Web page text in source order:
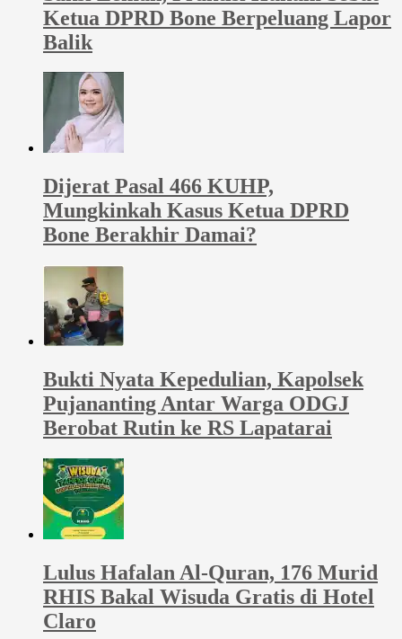
Ketua DPRD Bone Berpeluang Lapor
Balik
Dijerat Pasal 466 KUHP,
Mungkinkah Kasus Ketua DPRD
Bone Berakhir Damai?
Bukti Nyata Kepedulian, Kapolsek
Pujananting Antar Warga ODGJ
Berobat Rutin ke RS Lapatarai
Lulus Hafalan Al-Quran, 176 Murid
RHIS Bakal Wisuda Gratis di Hotel
Claro